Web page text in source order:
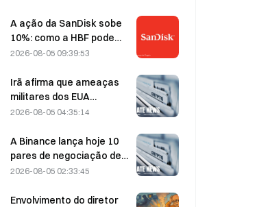
dizendo ter sido alvo de
um “ataque de
segurança”.
A ação da SanDisk sobe
10%: como a HBF pode
dar início a um novo ciclo
IA — e os resultados
financeiros podem validar
a tese de crescimento?
2026-08-05 09:39:53
Irã afirma que ameaças
militares dos EUA
atrasam acordo com Omã
em 5 de agosto
2026-08-05 04:35:14
A Binance lança hoje 10
pares de negociação de
bStocks às 20:00 (UTC+8),
para makers.
2026-08-05 02:33:45
Envolvimento do diretor